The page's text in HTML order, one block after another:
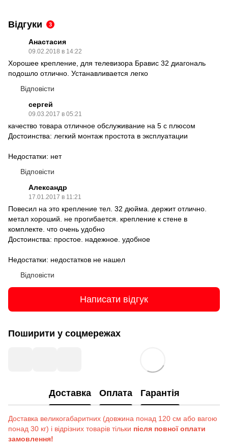
Відгуки 3
Анастасия
09.02.2018 в 14:22
Хорошее крепление, для телевизора Бравис 32 диагональ
подошло отлично. Устанавливается легко
Відповісти
сергей
09.03.2017 в 05:21
качество товара отличное обслуживание на 5 с плюсом
Достоинства: легкий монтаж простота в эксплуатации
Недостатки: нет
Відповісти
Александр
17.01.2017 в 11:21
Повесил на это крепление тел. 32 дюйма. держит отлично.
метал хороший. не прогибается. крепление к стене в
комплекте. что очень удобно
Достоинства: простое. надежное. удобное
Недостатки: недостатков не нашел
Відповісти
Написати відгук
Поширити у соцмережах
Доставка Оплата Гарантія
Доставка великогабаритних (довжина понад 120 см або вагою
понад 30 кг) і відрізних товарів тільки після повної оплати
замовлення!